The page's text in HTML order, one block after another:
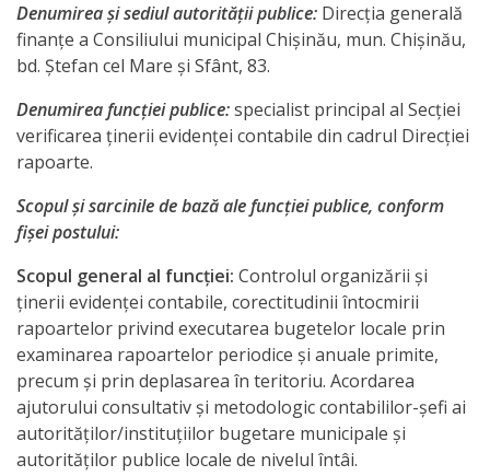
Serviciul
umane
juridic
Secția
managementul
documentelor
Secția
servicii
Denumirea şi sediul autorităţii publice: Direcţia generală
finanţe a Consiliului municipal Chişinău, mun. Chişinău,
bd. Ştefan cel Mare şi Sfânt, 83.
Denumirea funcţiei publice:specialist principal al Secţiei
verificarea ţinerii evidenţei contabile din cadrul Direcţiei
rapoarte.
Scopul şi sarcinile de bază ale funcţiei publice, conform
fişei postului:
Scopul general al funcţiei: Controlul organizării şi
ţinerii evidenţei contabile, corectitudinii întocmirii
rapoartelor privind executarea bugetelor locale prin
examinarea rapoartelor periodice şi anuale primite,
precum şi prin deplasarea în teritoriu. Acordarea
ajutorului consultativ şi metodologic contabililor-şefi ai
autorităţilor/instituţiilor bugetare municipale şi
autorităţilor publice locale de nivelul întâi.